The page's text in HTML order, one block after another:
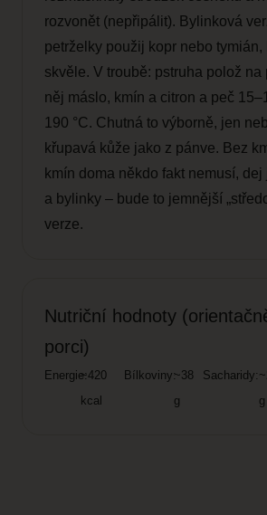
rozvonět (nepřipálit). Bylinková
petrželky použij kopr nebo tymián,
skvěle. V troubě: pstruha polož na
něj máslo, kmín a citron a peč
190 °C. Chutná to výborně, jen
křupavá kůže jako z pánve. Bez
kmín doma někdo fakt nemusí,
a bylinky – bude to jemnější
verze.
Nutriční hodnoty
porci)
Energie:~420
kcal
Bílkoviny:~38
g
Sacharidy:
g